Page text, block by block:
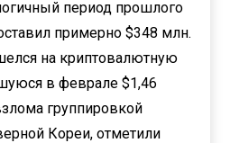
период прошлого
примерно $348 млн.
на криптовалютную
в феврале $1,46
группировкой
Кореи, отметили